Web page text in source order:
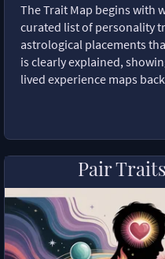
The Trait Map begins with
curated list of personality
astrological placements
is clearly explained,
lived experience maps
Pair